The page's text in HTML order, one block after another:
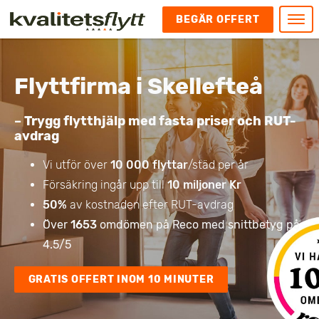
BEGÄR OFFERT Meny
HÄR FINNS VI
KONTAKT
Kontakt
Kontakta oss
Om oss
Bokningspolicy
Integritetspolicy och Cookies
Flyttjänster med rutavdrag
Bohag 2010
Behörigheter & tillstånd
FLYTT
Flytt
Utlandsflytt
Tungflytt
Flyttpackning
Pianoflytt
Långflytt
Samtransport
FÖRETAGSFLYTT
Företagsflytt
Kontorsflytt
It och serverflytt
Industri och lagerflytt
Hotell och longstay flytt
Internflytt
UTLANDSFLYTT
VANLIGA FRÅGOR OCH SVAR
KUBIKRÄKNARE
Flyttfirma i Skellefteå
– Trygg flytthjälp med fasta priser och RUT-
avdrag
Vi utför över 10 000 flyttar/städ per år
Försäkring ingår upp till10 miljoner Kr
50% av kostnaden efter RUT-avdrag
Över 1653 omdömen på Reco med snittbetyg på
4.5/5
GRATIS OFFERT INOM 10 MINUTER